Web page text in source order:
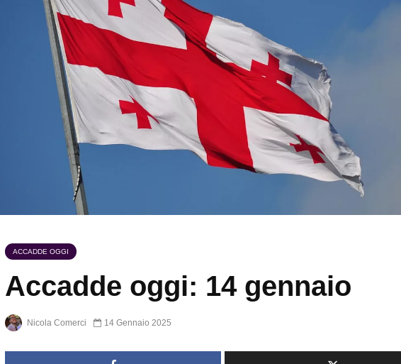
ACCADDE OGGI
Accadde oggi: 14 gennaio
Nicola Comerci 14 Gennaio 2025